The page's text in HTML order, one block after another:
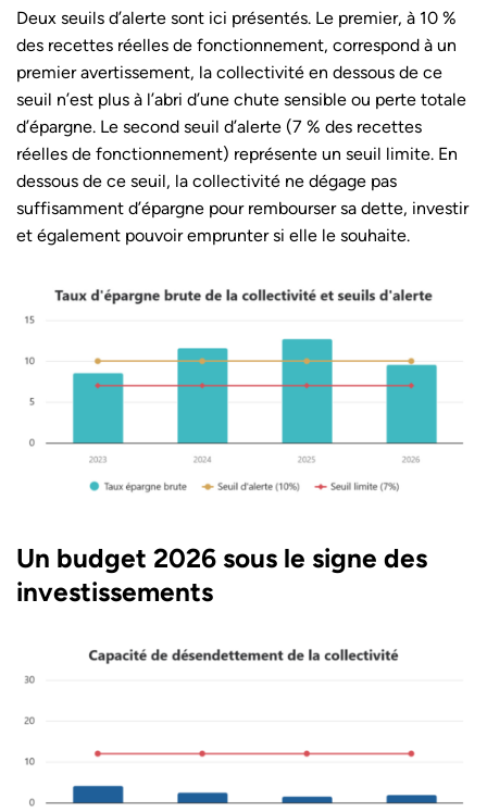
Deux seuils d’alerte sont ici présentés. Le premier, à 10 %
des recettes réelles de fonctionnement, correspond à un
premier avertissement, la collectivité en dessous de ce
seuil n’est plus à l’abri d’une chute sensible ou perte totale
d’épargne. Le second seuil d’alerte (7 % des recettes
réelles de fonctionnement) représente un seuil limite. En
dessous de ce seuil, la collectivité ne dégage pas
suffisamment d’épargne pour rembourser sa dette, investir
et également pouvoir emprunter si elle le souhaite.
Un budget 2026 sous le signe des
investissements